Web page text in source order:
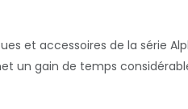
et accessoires de la série
un gain de temps